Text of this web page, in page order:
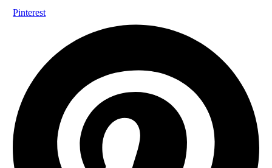
Pinterest